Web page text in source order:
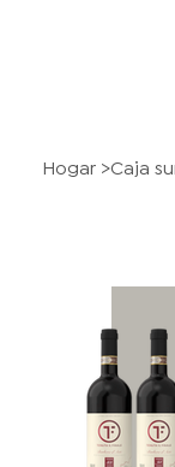
Hogar >Caja